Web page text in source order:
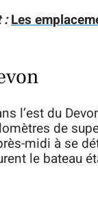
:Les
l’est du
de
midi à se
le bateau